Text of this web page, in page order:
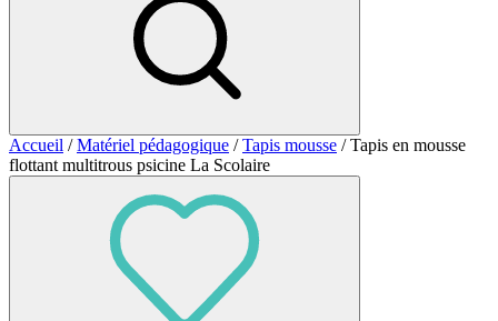
Accueil /Matériel pédagogique /Tapis mousse / Tapis en mousse
flottant multitrous psicine La Scolaire